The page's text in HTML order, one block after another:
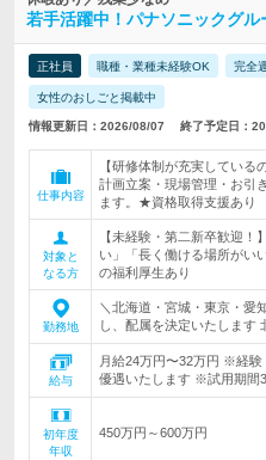
若手活躍中！パナソニックグ
正社員 職種・業種未経験OK 完全
女性のおしごと掲載中
情報更新日：2026/08/07 終了予定日：
仕事内容
【研修体制が充実してい
計画立案・現場管理・お引
ます。★資格取得支援あり
対象と
なる方
【未経験・第二新卒歓迎
い」「長く働ける場所がい
の福利厚生あり
勤務地
＼北海道・宮城・東京・愛
し、配属を決定いたします
給与
月給24万円〜32万円 ※経験
優遇いたします ※試用期間
初年度
年収
450万円～600万円